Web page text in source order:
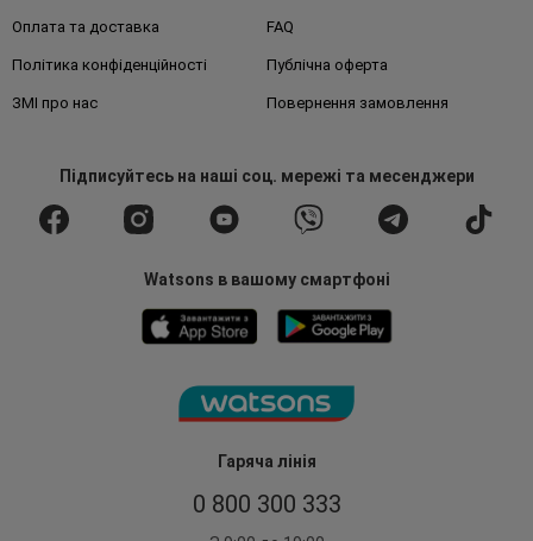
Гаряча лінія
0 800 300 333
Оплата та доставка FAQ
Політика конфіденційності Публічна оферта
ЗМІ про нас Повернення замовлення
Підписуйтесьна наші соц. мережі та месенджери
Watsons в вашому смартфоні